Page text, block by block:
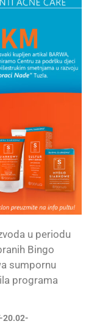
u periodu
Bingo
sumpornu
programa
20.02-